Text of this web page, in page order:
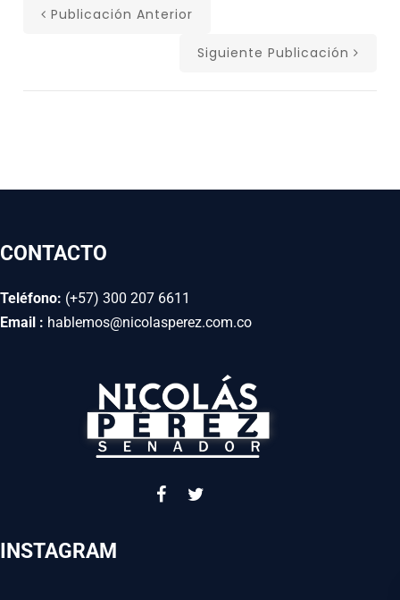
Publicación Anterior
Siguiente Publicación
CONTACTO
Teléfono: (+57) 300 207 6611
Email : hablemos@nicolasperez.com.co
INSTAGRAM